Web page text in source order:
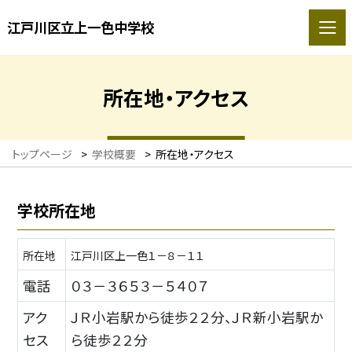
江戸川区立上一色中学校
所在地・アクセス
トップページ > 学校概要 > 所在地・アクセス
学校所在地
所在地 江戸川区上一色１－８－１１
電話
０３－３６５３－５４０７
アク
セス
ＪＲ小岩駅から徒歩２２分、ＪＲ新小岩駅か
ら徒歩２２分